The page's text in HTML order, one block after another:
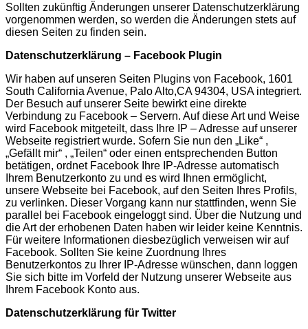
Sollten zukünftig Änderungen unserer Datenschutzerklärung
vorgenommen werden, so werden die Änderungen stets auf
diesen Seiten zu finden sein.
Datenschutzerklärung – Facebook Plugin
Wir haben auf unseren Seiten Plugins von Facebook, 1601
South California Avenue, Palo Alto,CA 94304, USA integriert.
Der Besuch auf unserer Seite bewirkt eine direkte
Verbindung zu Facebook – Servern. Auf diese Art und Weise
wird Facebook mitgeteilt, dass Ihre IP – Adresse auf unserer
Webseite registriert wurde. Sofern Sie nun den „Like“ ,
„Gefällt mir“ , „Teilen“ oder einen entsprechenden Button
betätigen, ordnet Facebook Ihre IP-Adresse automatisch
Ihrem Benutzerkonto zu und es wird Ihnen ermöglicht,
unsere Webseite bei Facebook, auf den Seiten Ihres Profils,
zu verlinken. Dieser Vorgang kann nur stattfinden, wenn Sie
parallel bei Facebook eingeloggt sind. Über die Nutzung und
die Art der erhobenen Daten haben wir leider keine Kenntnis.
Für weitere Informationen diesbezüglich verweisen wir auf
Facebook. Sollten Sie keine Zuordnung Ihres
Benutzerkontos zu Ihrer IP-Adresse wünschen, dann loggen
Sie sich bitte im Vorfeld der Nutzung unserer Webseite aus
Ihrem Facebook Konto aus.
Datenschutzerklärung für Twitter